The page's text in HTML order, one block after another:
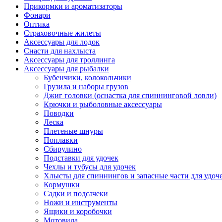
Прикормки и ароматизаторы
Фонари
Оптика
Страховочные жилеты
Аксессуары для лодок
Снасти для нахлыста
Аксессуары для троллинга
Аксессуары для рыбалки
Бубенчики, колокольчики
Грузила и наборы грузов
Джиг головки (оснастка для спиннинговой ловли)
Крючки и рыболовные аксессуары
Поводки
Леска
Плетеные шнуры
Поплавки
Сбирулино
Подставки для удочек
Чехлы и тубусы для удочек
Хлысты для спиннингов и запасные части для
Кормушки
Садки и подсачеки
Ножи и инструменты
Ящики и коробочки
Мотовила